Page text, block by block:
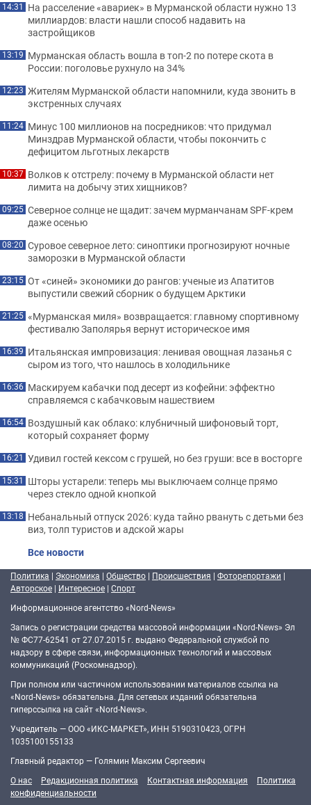
14:31 На расселение «авариек» в Мурманской области нужно 13
миллиардов: власти нашли способ надавить на
застройщиков
13:19 Мурманская область вошла в топ-2 по потере скота в
России: поголовье рухнуло на 34%
12:23 Жителям Мурманской области напомнили, куда звонить в
экстренных случаях
11:24 Минус 100 миллионов на посредников: что придумал
Минздрав Мурманской области, чтобы покончить с
дефицитом льготных лекарств
10:37 Волков к отстрелу: почему в Мурманской области нет
лимита на добычу этих хищников?
09:25 Северное солнце не щадит: зачем мурманчанам SPF-крем
даже осенью
08:20 Суровое северное лето: синоптики прогнозируют ночные
заморозки в Мурманской области
23:15 От «синей» экономики до рангов: ученые из Апатитов
выпустили свежий сборник о будущем Арктики
21:25 «Мурманская миля» возвращается: главному спортивному
фестивалю Заполярья вернут историческое имя
16:39 Итальянская импровизация: ленивая овощная лазанья с
сыром из того, что нашлось в холодильнике
16:36 Маскируем кабачки под десерт из кофейни: эффектно
справляемся с кабачковым нашествием
16:54 Воздушный как облако: клубничный шифоновый торт,
который сохраняет форму
16:21 Удивил гостей кексом с грушей, но без груши: все в восторге
15:31 Шторы устарели: теперь мы выключаем солнце прямо
через стекло одной кнопкой
13:18 Небанальный отпуск 2026: куда тайно рвануть с детьми без
виз, толп туристов и адской жары
Все новости
Политика | Экономика | Общество | Происшествия | Фоторепортажи |
Авторское | Интересное | Спорт
Информационное агентство «Nord-News»
Запись о регистрации средства массовой информации «Nord-News» Эл
№ ФС77-62541 от 27.07.2015 г. выдано Федеральной службой по
надзору в сфере связи, информационных технологий и массовых
коммуникаций (Роскомнадзор).
При полном или частичном использовании материалов ссылка на
«Nord-News» обязательна. Для сетевых изданий обязательна
гиперссылка на сайт «Nord-News».
Учредитель — ООО «ИКС-МАРКЕТ», ИНН 5190310423, ОГРН
1035100155133
Главный редактор — Голямин Максим Сергеевич
О нас
Редакционная политика Контактная информация
Политика
конфиденциальности